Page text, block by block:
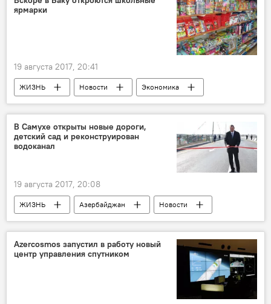
Мошенничество
Турист
ярмарки
19 августа 2017, 20:41
ЖИЗНЬ Новости Экономика
В Самухе открыты новые дороги,
детский сад и реконструирован
водоканал
19 августа 2017, 20:08
ЖИЗНЬ Азербайджан
Новости
Экономика
Azercosmos запустил в работу новый
центр управления спутником